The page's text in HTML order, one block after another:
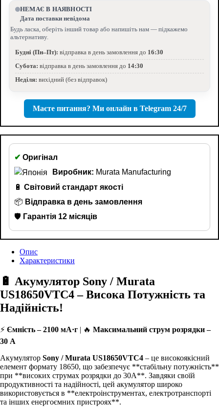
НЕМАЄ В НАЯВНОСТІ
Дата поставки невідома
Будь ласка, оберіть інший товар або напишіть нам — підкажемо
альтернативу.
Будні (Пн–Пт): відправка в день замовлення до 16:30
Субота: відправка в день замовлення до 14:30
Неділя: вихідний (без відправок)
Маєте питання? Ми онлайн в Telegram 24/7
✔ Оригінал
Виробник: Murata Manufacturing
🔋 Світовий стандарт якості
📦 Відправка в день замовлення
🛡️ Гарантія 12 місяців
Опис
Характеристики
🔋 Акумулятор Sony / Murata
US18650VTC4 – Висока Потужність та
Надійність!
⚡ Ємність – 2100 мА·г | 🔥 Максимальний струм розрядки –
30 А
Акумулятор Sony / Murata US18650VTC4 – це високоякісний
елемент формату 18650, що забезпечує **стабільну потужність**
при **високих струмах розрядки до 30А**. Завдяки своїй
продуктивності та надійності, цей акумулятор широко
використовується в **електроінструментах, електротранспорті
та інших енергоємних пристроях**.